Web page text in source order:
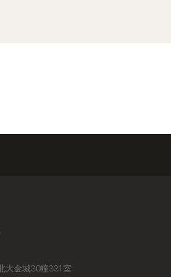
大金城30幢331室